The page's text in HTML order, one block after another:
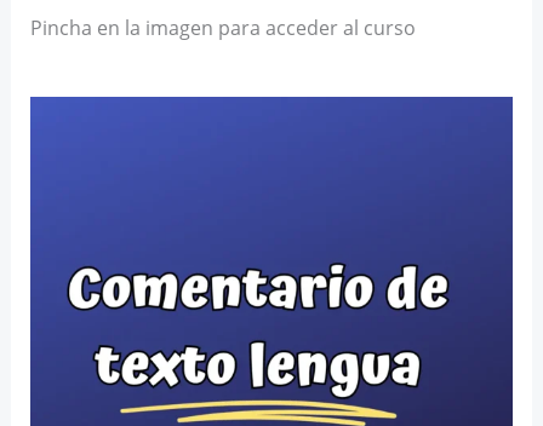
Pincha en la imagen para acceder al curso